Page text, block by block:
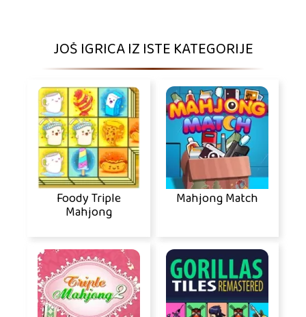
JOŠ IGRICA IZ ISTE KATEGORIJE
Foody Triple
Mahjong
Mahjong Match